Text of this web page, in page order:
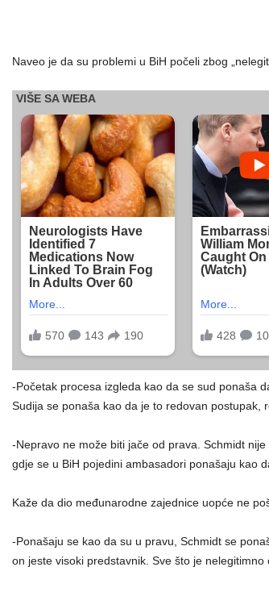
Naveo je da su problemi u BiH počeli zbog
-Početak procesa izgleda kao da se sud ponaša
Sudija se ponaša kao da je to redovan postupak,
-Nepravo ne može biti jače od prava. Schmidt
gdje se u BiH pojedini ambasadori ponašaju kao
Kaže da dio međunarodne zajednice uopće ne
-Ponašaju se kao da su u pravu, Schmidt se
on jeste visoki predstavnik. Sve što je